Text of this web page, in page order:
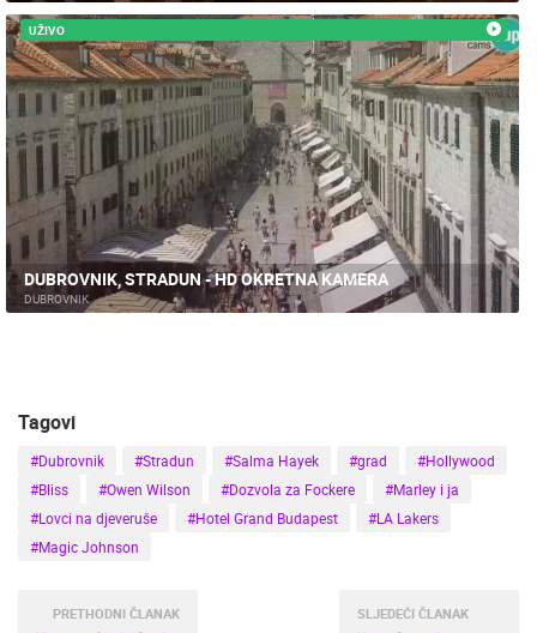
NAJNOVIJE KAMERE
0 GLEDATELJ(A)
MRKOPALJ SANJKALIŠTE ČELIMBAŠA
MRKOPALJ
UŽIVO
MRKOPALJ
UŽIVO
DUBROVNIK, STRADUN - HD OKRETNA KAMERA
DUBROVNIK
Tagovi
#Dubrovnik #Stradun #Salma Hayek #grad
#Hollywood
#Bliss
#Owen Wilson #Dozvola za Fockere
#Marley i ja
#Lovci na djeveruše
#Hotel Grand Budapest
#LA Lakers
#Magic Johnson
PRETHODNI ČLANAK
SLJEDEĆI ČLANAK